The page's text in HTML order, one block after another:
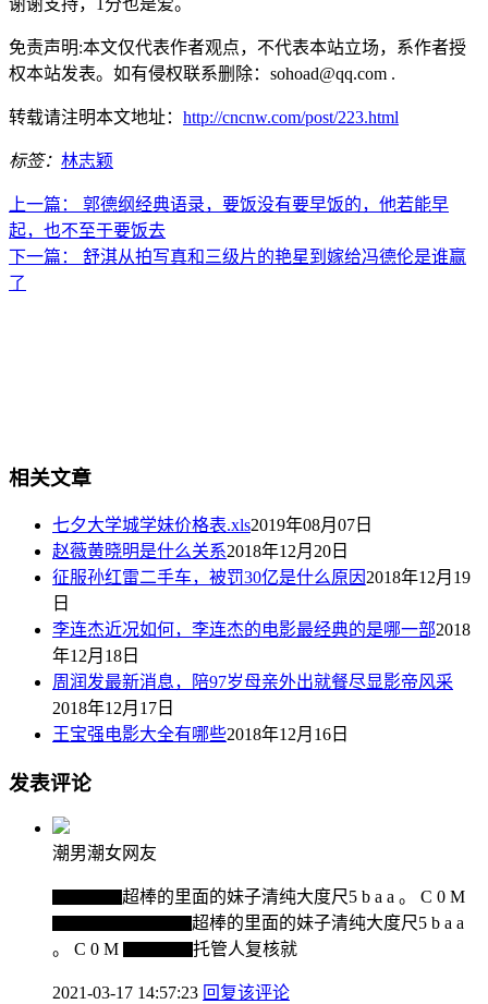
免责声明:本文仅代表作者观点，不代表本站立场，系作者授
权本站发表。如有侵权联系删除：sohoad@qq.com .
转载请注明本文地址： http://cncnw.com/post/223.html
标签： 林志颖
上一篇：
郭德纲经典语录，要饭没有要早饭的，他若能早
起，也不至于要饭去
下一篇：
舒淇从拍写真和三级片的艳星到嫁给冯德伦是谁赢
了
相关文章
七夕大学城学妹价格表.xls2019年08月07日
赵薇黄晓明是什么关系2018年12月20日
征服孙红雷二手车，被罚30亿是什么原因 2018年12月19
日
李连杰近况如何，李连杰的电影最经典的是哪一部2018
年12月18日
周润发最新消息，陪97岁母亲外出就餐尽显影帝风采
2018年12月17日
王宝强电影大全有哪些2018年12月16日
发表评论
潮男潮女网友
▇▇▇▇超棒的里面的妹子清纯大度尺5 b a a 。 C 0 M
▇▇▇▇▇▇▇▇超棒的里面的妹子清纯大度尺5 b a a
。 C 0 M ▇▇▇▇托管人复核就
2021-03-17 14:57:23 回复该评论